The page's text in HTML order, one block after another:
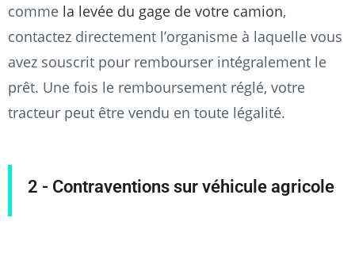
comme la levée du gage de votre camion,
contactez directement l’organisme à laquelle vous
avez souscrit pour rembourser intégralement le
prêt. Une fois le remboursement réglé, votre
tracteur peut être vendu en toute légalité.
2 - Contraventions sur véhicule agricole